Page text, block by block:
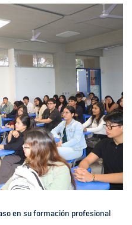
en su formación profesional